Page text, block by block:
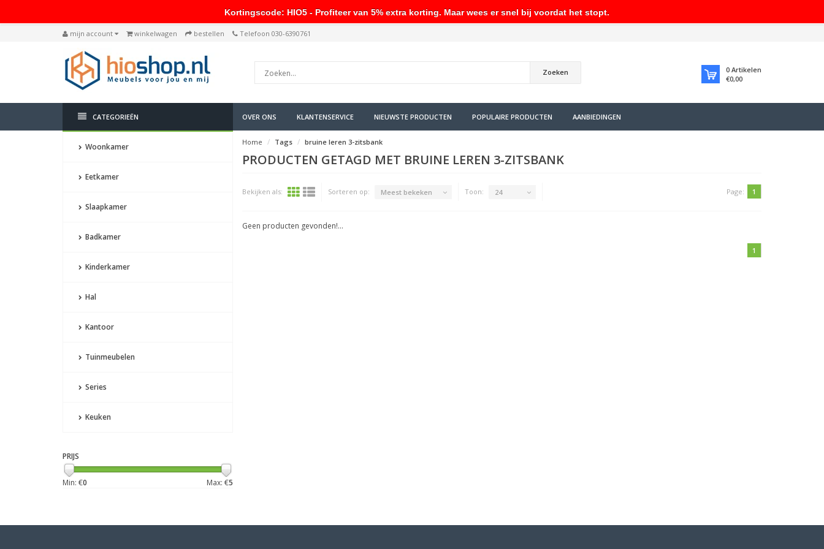
mijn account winkelwagen bestellen Telefoon 030-6390761
Zoeken 0 Artikelen
€0,00
CATEGORIEËN OVER ONS KLANTENSERVICE NIEUWSTE PRODUCTEN POPULAIRE PRODUCTEN AANBIEDINGEN
Woonkamer
Eetkamer
Slaapkamer
Badkamer
Kinderkamer
Hal
Kantoor
Tuinmeubelen
Series
Keuken
PRIJS
Min: €0 Max: €5
Home Tags bruine leren 3-zitsbank
PRODUCTEN GETAGD MET BRUINE LEREN 3-ZITSBANK
Bekijken als: Sorteren op: Meest bekeken Toon: 24 Page: 1
Geen producten gevonden!...
1
Kortingscode: HIO5 - Profiteer van 5% extra korting. Maar wees er snel bij voordat het stopt.